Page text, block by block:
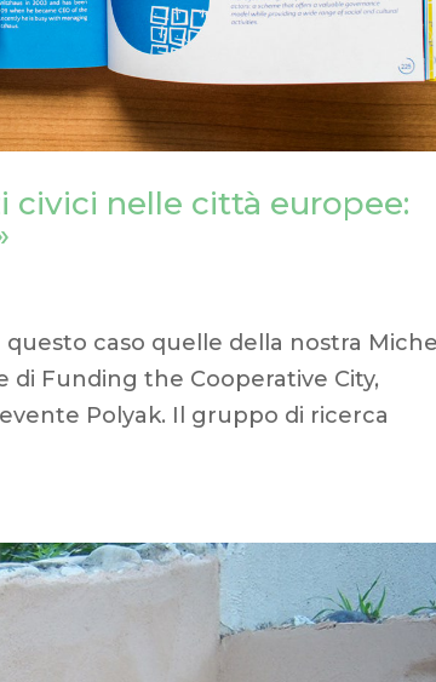
civici nelle città europee:
caso quelle della nostra
di Funding the Cooperative City,
Polyak. Il gruppo di ricerca